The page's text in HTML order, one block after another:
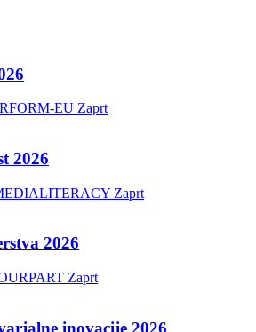
EU Zaprt
2026
Zaprt
2026
Zaprt
inovacije 2026